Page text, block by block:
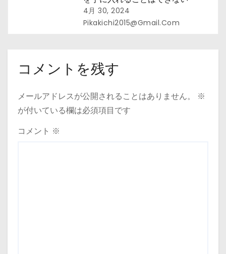
4月 30, 2024
Pikakichi2015@gmail.com
コメントを残す
メールアドレスが公開されることはありません。
※
が付いている欄は必須項目です
コメント ※